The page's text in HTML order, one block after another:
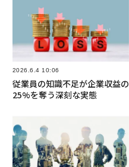
2026.6.4 10:06
従業員の知識不足が企業収益の
25%を奪う深刻な実態